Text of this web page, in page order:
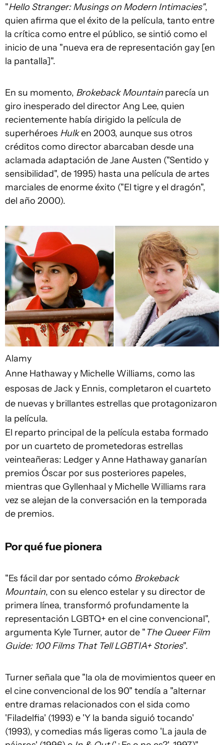
"Hello Stranger: Musings on Modern Intimacies",
quien afirma que el éxito de la película, tanto entre
la crítica como entre el público, se sintió como el
inicio de una "nueva era de representación gay [en
la pantalla]".
En su momento, Brokeback Mountainparecía un
giro inesperado del director Ang Lee, quien
recientemente había dirigido la película de
superhéroes Hulken 2003, aunque sus otros
créditos como director abarcaban desde una
aclamada adaptación de Jane Austen ("Sentido y
sensibilidad", de 1995) hasta una película de artes
marciales de enorme éxito ("El tigre y el dragón",
del año 2000).
Alamy
Anne Hathaway y Michelle Williams, como las
esposas de Jack y Ennis, completaron el cuarteto
de nuevas y brillantes estrellas que protagonizaron
la película.
El reparto principal de la película estaba formado
por un cuarteto de prometedoras estrellas
veinteañeras: Ledger y Anne Hathaway ganarían
premios Óscar por sus posteriores papeles,
mientras que Gyllenhaal y Michelle Williams rara
vez se alejan de la conversación en la temporada
de premios.
Por qué fue pionera
"Es fácil dar por sentado cómo Brokeback
Mountain, con su elenco estelar y su director de
primera línea, transformó profundamente la
representación LGBTQ+ en el cine convencional",
argumenta Kyle Turner, autor de "The Queer Film
Guide: 100 Films That Tell LGBTIA+ Stories".
Turner señala que "la ola de movimientos queer en
el cine convencional de los 90" tendía a "alternar
entre dramas relacionados con el sida como
'Filadelfia' (1993) e 'Y la banda siguió tocando'
(1993), y comedias más ligeras como 'La jaula de